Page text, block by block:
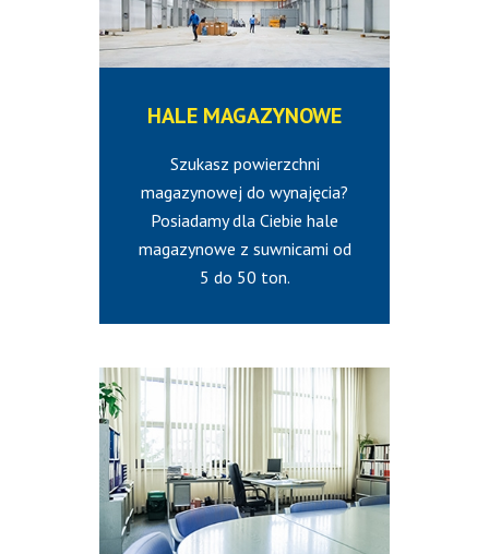
HALE MAGAZYNOWE
Szukasz powierzchni
magazynowej do wynajęcia?
Posiadamy dla Ciebie hale
magazynowe z suwnicami od
5 do 50 ton.